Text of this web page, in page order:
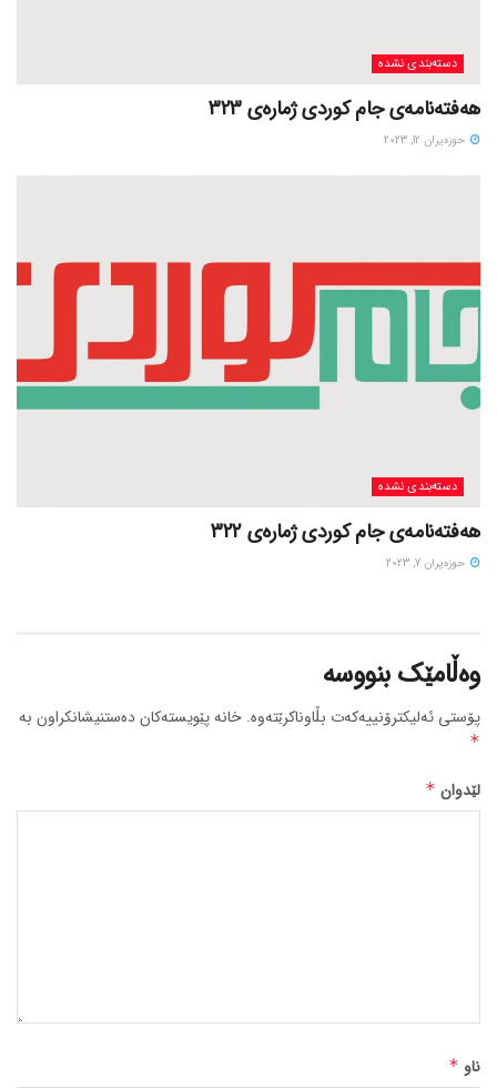
دسته‌بندی نشده
هەفتەنامەی جام کوردی ژمارەی 323
حوزه‌یران 12, 2023
دسته‌بندی نشده
هەفتەنامەی جام کوردی ژمارەی 322
حوزه‌یران 7, 2023
وەڵامێک بنووسە
پۆستی ئەلیکترۆنییەکەت بڵاوناکرێتەوە. خانە پێویستەکان دەستنیشانکراون بە
*
لێدوان *
ناو *